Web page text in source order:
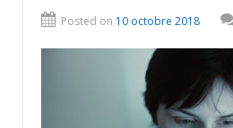
Posted on 10 octobre 2018